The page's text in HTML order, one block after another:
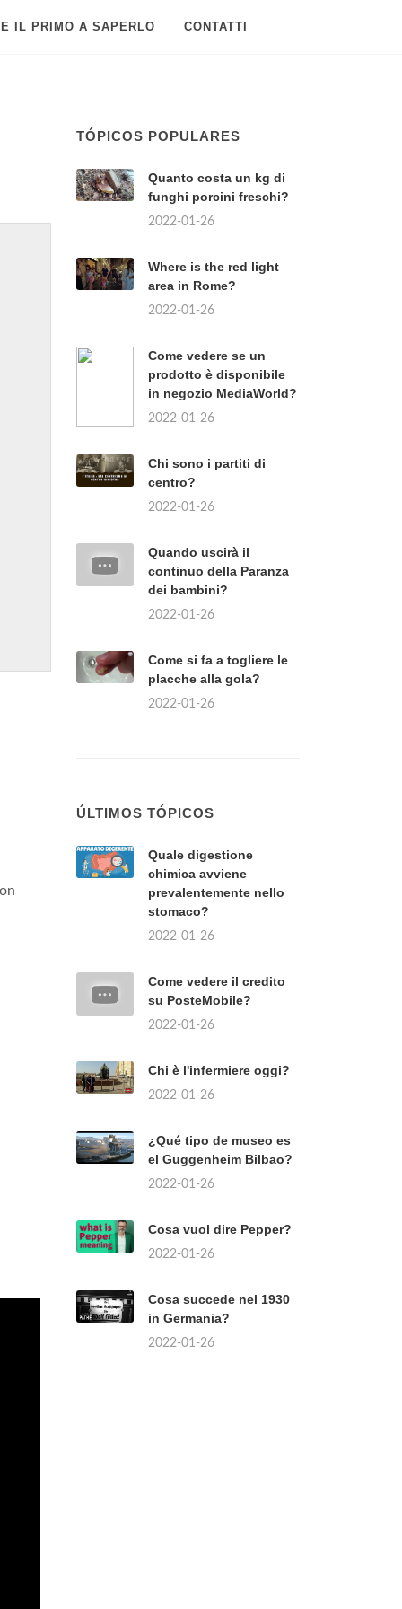
IL PRIMO A SAPERLO CONTATTI
TÓPICOS POPULARES
Quanto costa un kg di
funghi porcini freschi?
2022-01-26
Where is the red light
area in Rome?
2022-01-26
Come vedere se un
prodotto è disponibile
in negozio MediaWorld?
2022-01-26
Chi sono i partiti di
centro?
2022-01-26
Quando uscirà il
continuo della Paranza
dei bambini?
2022-01-26
Come si fa a togliere le
placche alla gola?
2022-01-26
ÚLTIMOS TÓPICOS
Quale digestione
chimica avviene
prevalentemente nello
stomaco?
2022-01-26
Come vedere il credito
su PosteMobile?
2022-01-26
Chi è l'infermiere oggi?
2022-01-26
¿Qué tipo de museo es
el Guggenheim Bilbao?
2022-01-26
Cosa vuol dire Pepper?
2022-01-26
Cosa succede nel 1930
in Germania?
2022-01-26